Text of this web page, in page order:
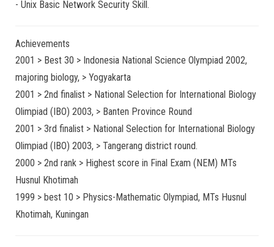
- Unix Basic Network Security Skill.
Achievements
2001 > Best 30 > Indonesia National Science Olympiad 2002,
majoring biology, > Yogyakarta
2001 > 2nd finalist > National Selection for International Biology
Olimpiad (IBO) 2003, > Banten Province Round
2001 > 3rd finalist > National Selection for International Biology
Olimpiad (IBO) 2003, > Tangerang district round.
2000 > 2nd rank > Highest score in Final Exam (NEM) MTs
Husnul Khotimah
1999 > best 10 > Physics-Mathematic Olympiad, MTs Husnul
Khotimah, Kuningan